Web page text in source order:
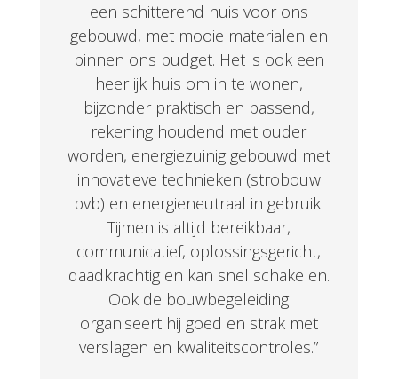
een schitterend huis voor ons
gebouwd, met mooie materialen en
binnen ons budget. Het is ook een
heerlijk huis om in te wonen,
bijzonder praktisch en passend,
rekening houdend met ouder
worden, energiezuinig gebouwd met
innovatieve technieken (strobouw
bvb) en energieneutraal in gebruik.
Tijmen is altijd bereikbaar,
communicatief, oplossingsgericht,
daadkrachtig en kan snel schakelen.
Ook de bouwbegeleiding
organiseert hij goed en strak met
verslagen en kwaliteitscontroles.”